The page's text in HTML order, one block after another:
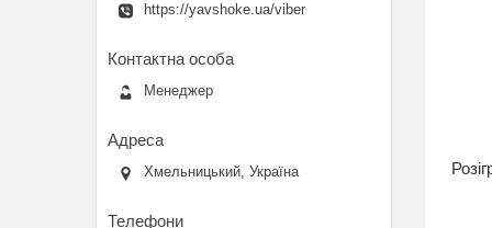
https://yavshoke.ua/viber
Менеджер
Хмельницький, Україна